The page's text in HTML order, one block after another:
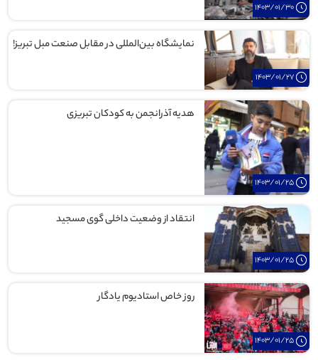
1403/01/30
1403/01/27
نمایشگاه بین‌المللی در مقابل صنعت مبل تبریز!
1403/01/25
هدیه آذرانجمن به کودکان تبریزی
1403/01/25
انتقاد از وضعیت داخلی گوی مسجید
1403/01/25
روز خاص استادیوم یادگار